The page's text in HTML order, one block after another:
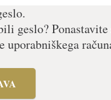
geslo?
uporabniškega